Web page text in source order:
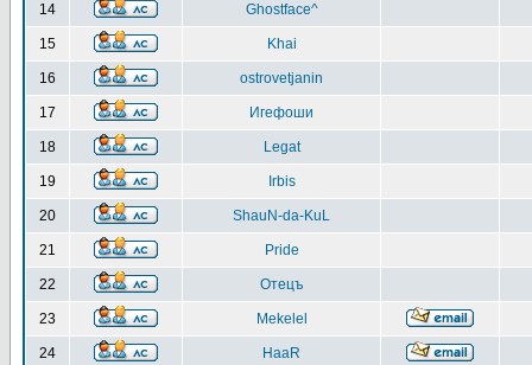
14 Ghostface^
15 Khai
16 ostrovetjanin
17 Игефоши
18 Legat
19 Irbis
20 ShauN-da-KuL
21 Pride
22 Отецъ
23 Mekelel
24 HaaR